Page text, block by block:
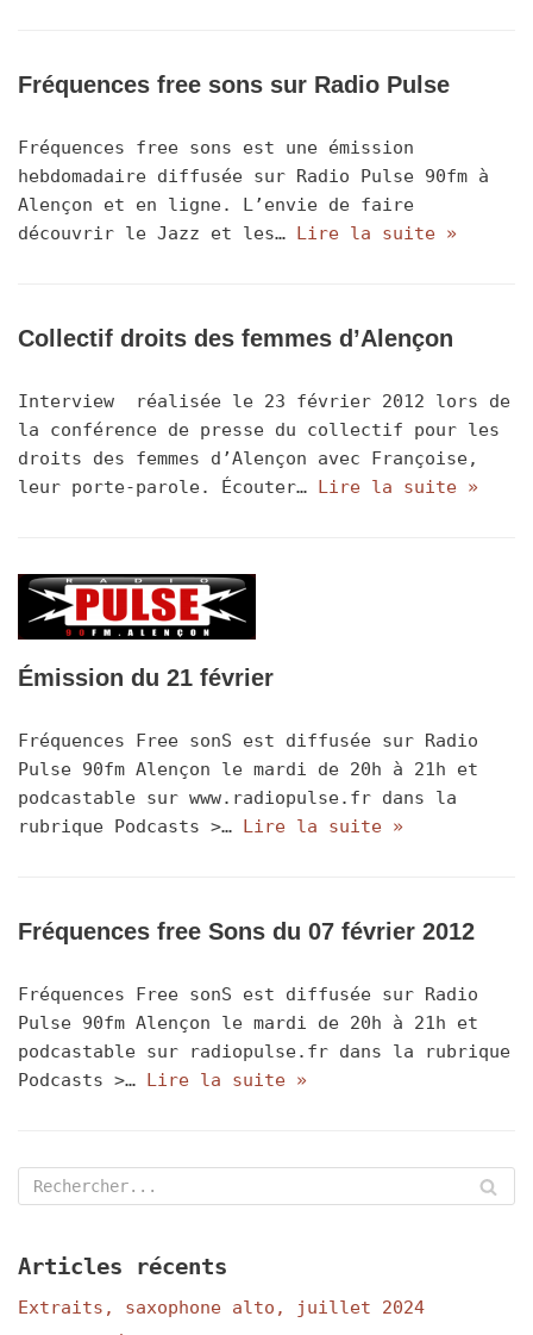
Fréquences free sons sur Radio Pulse
Fréquences free sons est une émission
hebdomadaire diffusée sur Radio Pulse 90fm à
Alençon et en ligne. L’envie de faire
découvrir le Jazz et les… Lire la suite »
Collectif droits des femmes d’Alençon
Interview réalisée le 23 février 2012 lors de
la conférence de presse du collectif pour les
droits des femmes d’Alençon avec Françoise,
leur porte-parole. Écouter… Lire la suite »
Émission du 21 février
Fréquences Free sonS est diffusée sur Radio
Pulse 90fm Alençon le mardi de 20h à 21h et
podcastable sur www.radiopulse.fr dans la
rubrique Podcasts >… Lire la suite »
Fréquences free Sons du 07 février 2012
Fréquences Free sonS est diffusée sur Radio
Pulse 90fm Alençon le mardi de 20h à 21h et
podcastable sur radiopulse.fr dans la rubrique
Podcasts >… Lire la suite »
Articles récents
Extraits, saxophone alto, juillet 2024